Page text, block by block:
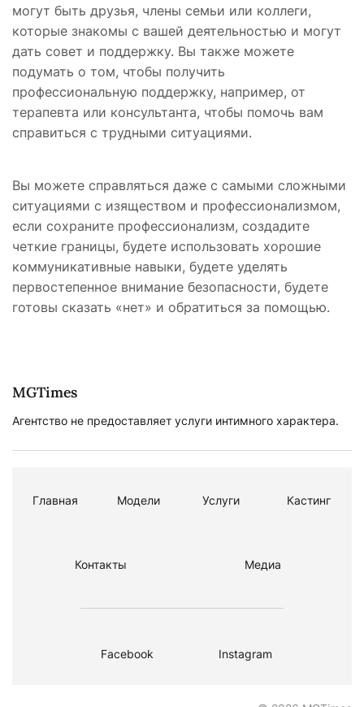
могут быть друзья, члены семьи или коллеги,
которые знакомы с вашей деятельностью и могут
дать совет и поддержку. Вы также можете
подумать о том, чтобы получить
профессиональную поддержку, например, от
терапевта или консультанта, чтобы помочь вам
справиться с трудными ситуациями.
Вы можете справляться даже с самыми сложными
ситуациями с изяществом и профессионализмом,
если сохраните профессионализм, создадите
четкие границы, будете использовать хорошие
коммуникативные навыки, будете уделять
первостепенное внимание безопасности, будете
готовы сказать «нет» и обратиться за помощью.
MGTimes
Агентство не предоставляет услуги интимного характера.
Главная Модели Услуги Кастинг
Контакты Медиа
Facebook Instagram